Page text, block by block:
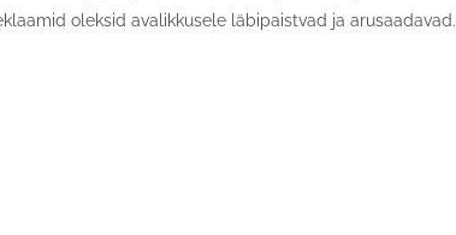
oleksid avalikkusele läbipaistvad ja arusaadavad.